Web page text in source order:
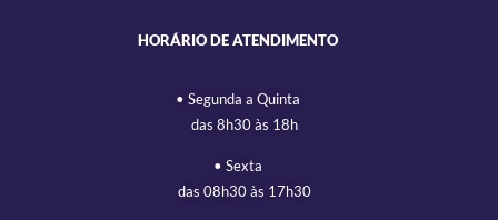
HORÁRIO DE ATENDIMENTO
• Segunda a Quinta
das 8h30 às 18h
• Sexta
das 08h30 às 17h30